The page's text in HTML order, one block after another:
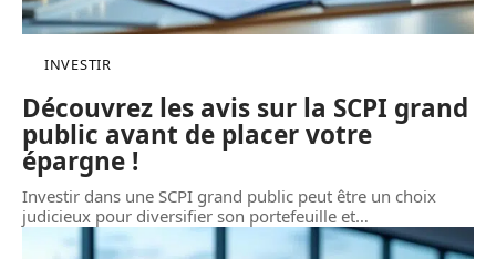
INVESTIR
Découvrez les avis sur la SCPI grand
public avant de placer votre
épargne !
Investir dans une SCPI grand public peut être un choix
judicieux pour diversifier son portefeuille et…